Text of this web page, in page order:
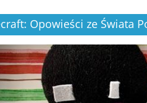
Opowieści ze Świata